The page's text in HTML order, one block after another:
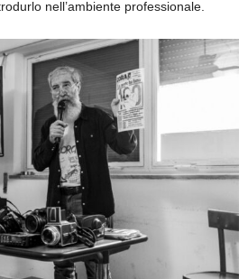
nell’ambiente professionale.